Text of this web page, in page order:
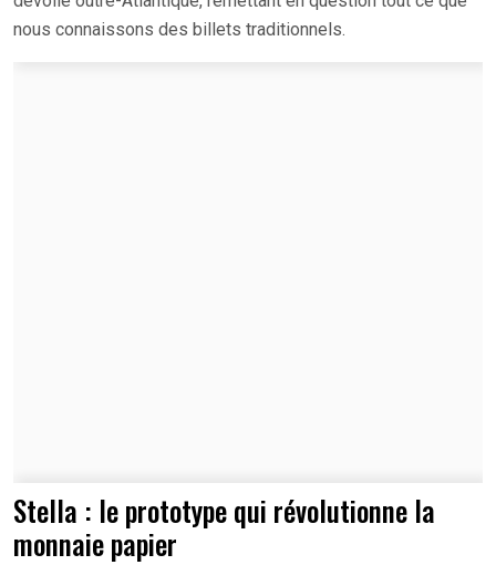
nous connaissons des billets traditionnels.
Stella : le prototype qui révolutionne la
monnaie papier